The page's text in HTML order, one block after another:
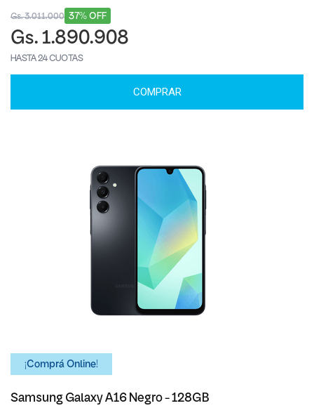
37% OFF
Gs. 3.011.000
Gs. 1.890.908
HASTA 24 CUOTAS
COMPRAR
¡Comprá Online!
Samsung Galaxy A16 Negro - 128GB